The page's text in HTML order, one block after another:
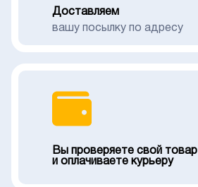
Доставляем
вашу посылку по адресу
Вы проверяете свой товар
и оплачиваете курьеру